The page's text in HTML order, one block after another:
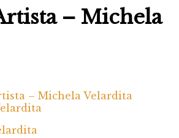
– Michela
– Michela Velardita